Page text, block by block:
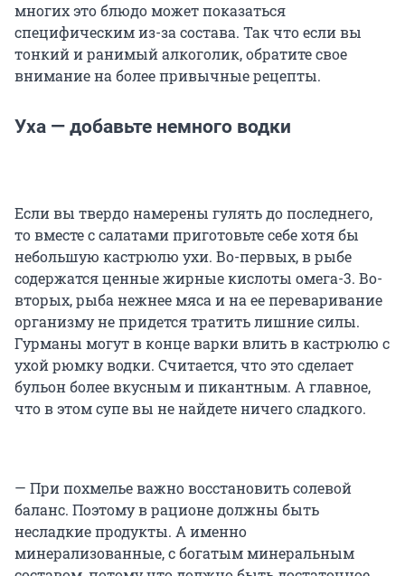
многих это блюдо может показаться
специфическим из-за состава. Так что если вы
тонкий и ранимый алкоголик, обратите свое
внимание на более привычные рецепты.
Уха — добавьте немного водки
Если вы твердо намерены гулять до последнего,
то вместе с салатами приготовьте себе хотя бы
небольшую кастрюлю ухи. Во-первых, в рыбе
содержатся ценные жирные кислоты омега-3. Во-
вторых, рыба нежнее мяса и на ее переваривание
организму не придется тратить лишние силы.
Гурманы могут в конце варки влить в кастрюлю с
ухой рюмку водки. Считается, что это сделает
бульон более вкусным и пикантным. А главное,
что в этом супе вы не найдете ничего сладкого.
— При похмелье важно восстановить солевой
баланс. Поэтому в рационе должны быть
несладкие продукты. А именно
минерализованные, с богатым минеральным